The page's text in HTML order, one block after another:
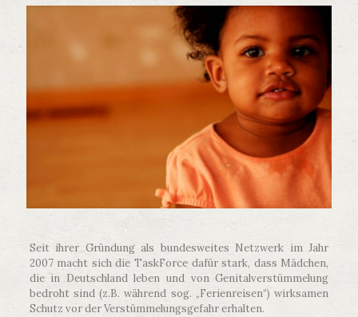
Seit ihrer Gründung als bundesweites Netzwerk im Jahr
2007 macht sich die TaskForce dafür stark, dass Mädchen,
die in Deutschland leben und von Genitalverstümmelung
bedroht sind (z.B. während sog. „Ferienreisen“) wirksamen
Schutz vor der Verstümmelungsgefahr erhalten.